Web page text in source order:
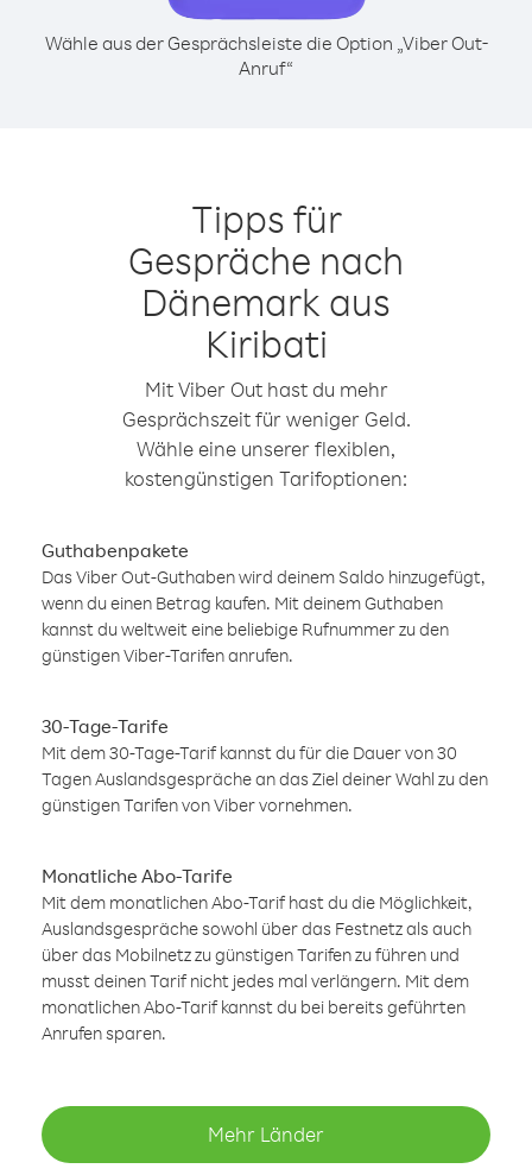
Wähle aus der Gesprächsleiste die Option „Viber Out-
Anruf“
Tipps für
Gespräche nach
Dänemark aus
Kiribati
Mit Viber Out hast du mehr
Gesprächszeit für weniger Geld.
Wähle eine unserer flexiblen,
kostengünstigen Tarifoptionen:
Guthabenpakete
Das Viber Out-Guthaben wird deinem Saldo hinzugefügt,
wenn du einen Betrag kaufen. Mit deinem Guthaben
kannst du weltweit eine beliebige Rufnummer zu den
günstigen Viber-Tarifen anrufen.
30-Tage-Tarife
Mit dem 30-Tage-Tarif kannst du für die Dauer von 30
Tagen Auslandsgespräche an das Ziel deiner Wahl zu den
günstigen Tarifen von Viber vornehmen.
Monatliche Abo-Tarife
Mit dem monatlichen Abo-Tarif hast du die Möglichkeit,
Auslandsgespräche sowohl über das Festnetz als auch
über das Mobilnetz zu günstigen Tarifen zu führen und
musst deinen Tarif nicht jedes mal verlängern. Mit dem
monatlichen Abo-Tarif kannst du bei bereits geführten
Anrufen sparen.
Mehr Länder